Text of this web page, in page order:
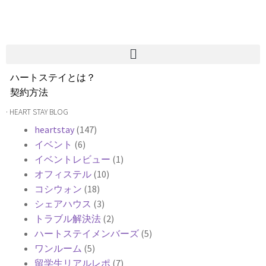
ハートステイとは？
契約方法
韓国不動産情報
よくある質問
Heartee
· HEART STAY BLOG
heartstay (147)
イベント (6)
イベントレビュー (1)
オフィステル (10)
コシウォン (18)
シェアハウス (3)
トラブル解決法 (2)
ハートステイメンバーズ (5)
ワンルーム (5)
留学生リアルレポ (7)